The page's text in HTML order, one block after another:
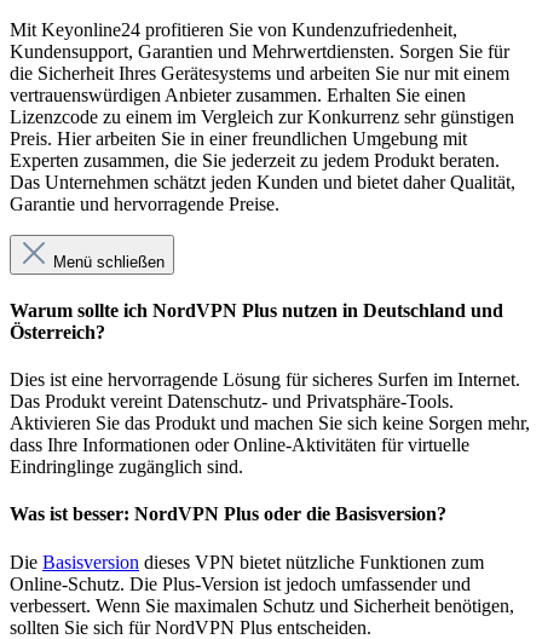
Mit Keyonline24 profitieren Sie von Kundenzufriedenheit,
Kundensupport, Garantien und Mehrwertdiensten. Sorgen Sie für
die Sicherheit Ihres Gerätesystems und arbeiten Sie nur mit einem
vertrauenswürdigen Anbieter zusammen. Erhalten Sie einen
Lizenzcode zu einem im Vergleich zur Konkurrenz sehr günstigen
Preis. Hier arbeiten Sie in einer freundlichen Umgebung mit
Experten zusammen, die Sie jederzeit zu jedem Produkt beraten.
Das Unternehmen schätzt jeden Kunden und bietet daher Qualität,
Garantie und hervorragende Preise.
Menü schließen
Warum sollte ich NordVPN Plus nutzen in Deutschland und
Österreich?
Dies ist eine hervorragende Lösung für sicheres Surfen im Internet.
Das Produkt vereint Datenschutz- und Privatsphäre-Tools.
Aktivieren Sie das Produkt und machen Sie sich keine Sorgen mehr,
dass Ihre Informationen oder Online-Aktivitäten für virtuelle
Eindringlinge zugänglich sind.
Was ist besser: NordVPN Plus oder die Basisversion?
Die Basisversion dieses VPN bietet nützliche Funktionen zum
Online-Schutz. Die Plus-Version ist jedoch umfassender und
verbessert. Wenn Sie maximalen Schutz und Sicherheit benötigen,
sollten Sie sich für NordVPN Plus entscheiden.